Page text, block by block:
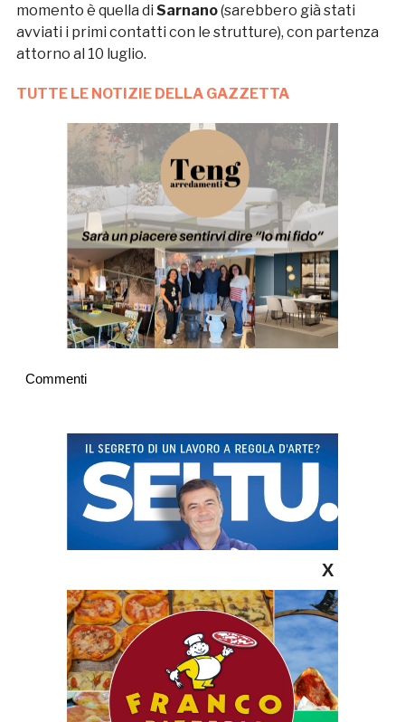
momento è quella di Sarnano(sarebbero già stati
avviati i primi contatti con le strutture), con partenza
attorno al 10 luglio.
TUTTE LE NOTIZIE DELLA GAZZETTA
Commenti
X